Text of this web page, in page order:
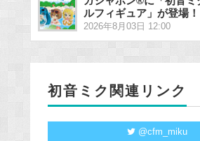
ルフィギュア」が登場！
2026年8月03日 12:00
初音ミク関連リンク
@cfm_miku